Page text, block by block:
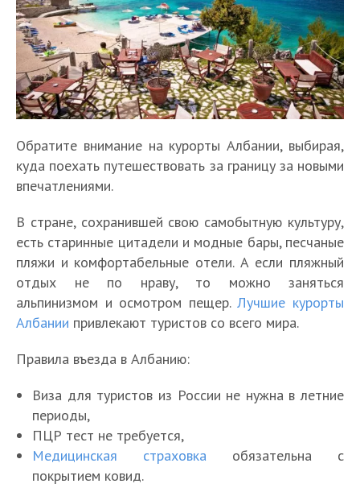
Обратите внимание на курорты Албании, выбирая,
куда поехать путешествовать за границу за новыми
впечатлениями.
В стране, сохранившей свою самобытную культуру,
есть старинные цитадели и модные бары, песчаные
пляжи и комфортабельные отели. А если пляжный
отдых не по нраву, то можно заняться
альпинизмом и осмотром пещер.Лучшие курорты
Албании привлекают туристов со всего мира.
Правила въезда в Албанию:
Виза для туристов из России не нужна в летние
периоды,
ПЦР тест не требуется,
Медицинская страховка обязательна с
покрытием ковид.